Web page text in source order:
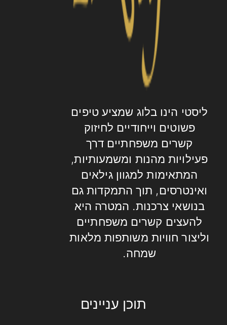
ליסטי הינו בלוג שמציע טיפים
פשוטים וייחודיים לחיזוק
קשרים משפחתיים דרך
פעילויות מהנות ומשמעותיות,
המתאימות למגוון גילאים
ואינטרסים, תוך התמקדות גם
בנושאי צרכנות. המטרה היא
להעצים קשרים משפחתיים
וליצור חוויות משותפות מלאות
שמחה.
תוכן עניינים